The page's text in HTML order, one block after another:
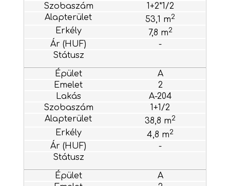
1+2*1/2
53,1 m2
7,8 m2
-
A
2
A-204
1+1/2
38,8 m2
4,8 m2
-
A